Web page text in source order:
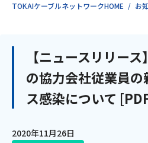
インタ
TOKAIケーブルネットワークHOME お
【ニュースリリー
の協力会社従業員
ス感染について
2020年11月26日